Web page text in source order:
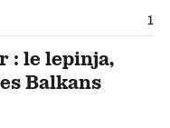
1
: le lepinja,
Balkans